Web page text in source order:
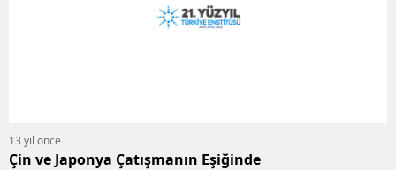
13 yıl önce
Çin ve Japonya Çatışmanın Eşiğinde